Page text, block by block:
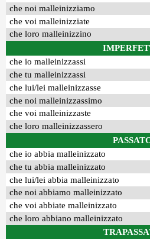
che noi malleinizziamo
che voi malleinizziate
che loro malleinizzino
che io malleinizzassi
che tu malleinizzassi
che lui/lei malleinizzasse
che noi malleinizzassimo
che voi malleinizzaste
che loro malleinizzassero
che io abbia malleinizzato
che tu abbia malleinizzato
che lui/lei abbia malleinizzato
che noi abbiamo malleinizzato
che voi abbiate malleinizzato
che loro abbiano malleinizzato